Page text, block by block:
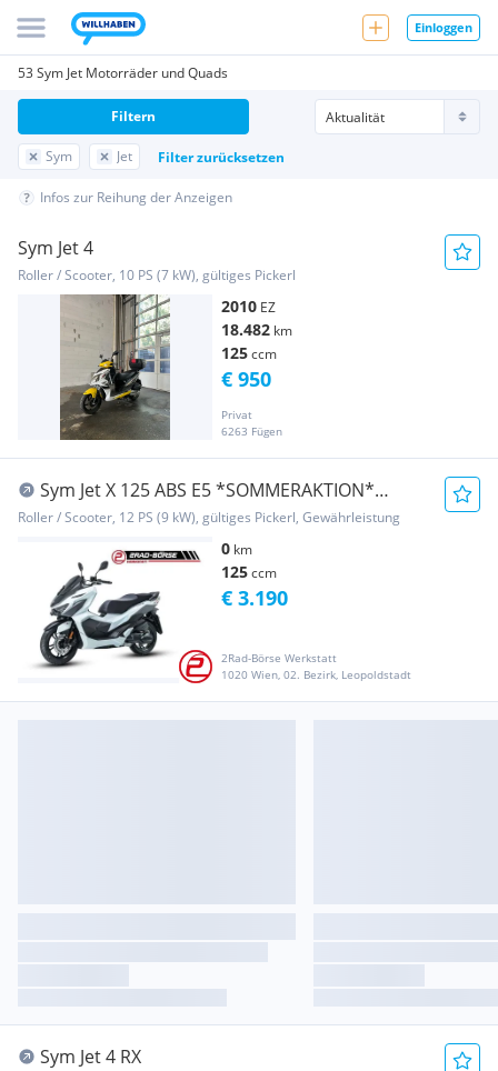
Einloggen
53 Sym Jet Motorräder und Quads
Sym Jet Filter zurücksetzen
Filtern
Infos zur Reihung der Anzeigen
Sym Jet 4
Roller / Scooter, 10 PS (7 kW), gültiges Pickerl
2010 EZ
18.482 km
125ccm
Privat
6263 Fügen
€ 950
Sym Jet X 125 ABS E5 *SOMMERAKTION*
*LAGERND*
Roller / Scooter, 12 PS (9 kW), gültiges Pickerl, Gewährleistung
0 km
125ccm
2Rad-Börse Werkstatt
1020 Wien, 02. Bezirk, Leopoldstadt
€ 3.190
Sym Jet 4 RX